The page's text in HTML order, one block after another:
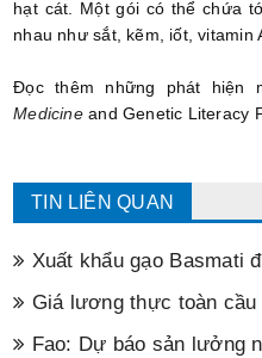
hạt cát. Một gói có thể chứa
nhau như sắt, kẽm, iốt, vitamin
Đọc thêm những phát hiện
Medicineand Genetic Literacy
TIN LIÊN QUAN
Xuất khẩu gạo Basmati
Giá lương thực toàn
Fao: Dự báo sản lưởng